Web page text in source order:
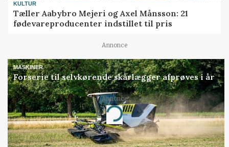
KULTUR
Tæller Aabybro Mejeri og Axel Månsson: 21
fødevareproducenter indstillet til pris
Annonce
MASKINER
Forserie til selvkørende skårlægger afprøves i år
Annonce
Loading...